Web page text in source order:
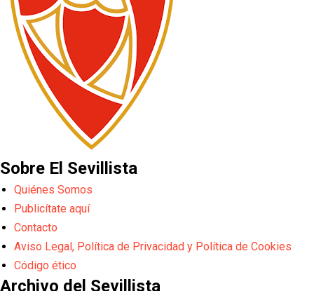
Sobre El Sevillista
Quiénes Somos
Publicítate aquí
Contacto
Aviso Legal, Política de Privacidad y Política de Cookies
Código ético
Archivo del Sevillista